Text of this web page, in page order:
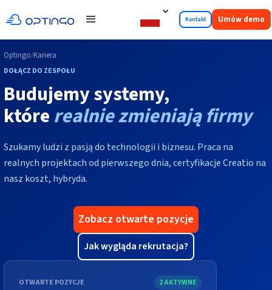
Kontakt Umów demo
Optingo/Kariera
DOŁĄCZ DO ZESPOŁU
Budujemy systemy,
którerealnie zmieniają firmy
Szukamy ludzi z pasją do technologii i biznesu. Praca na
realnych projektach od pierwszego dnia, certyfikacje Creatio na
nasz koszt, hybryda.
Zobacz otwarte pozycje
Jak wygląda rekrutacja?
OTWARTE POZYCJE 2 AKTYWNE